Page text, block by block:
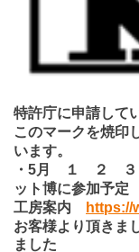
特許庁に申請して
このマークを焼印
います。
・5月 １ ２ ３
ット博に参加予定
工房案内
https://
お客様より頂きま
ました